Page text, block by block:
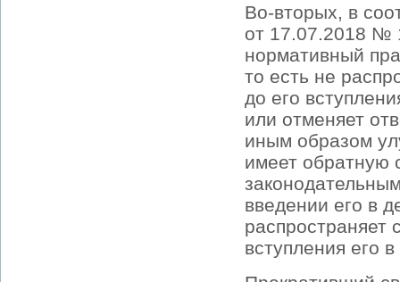
Во-вторых, в
от 17.07.2018 №
нормативный
то есть не
до его
или отменяет
иным образом
имеет обратную
введении его в
распространяет
вступления его в